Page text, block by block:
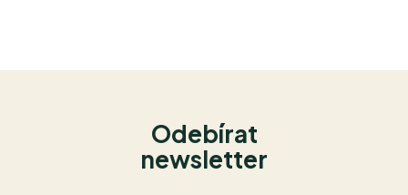
Odebírat
newsletter